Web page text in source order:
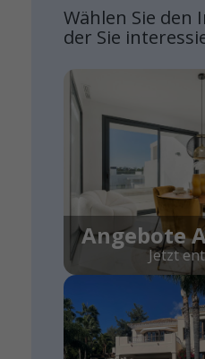
Wählen Sie den
der Sie
Angebote
Jetzt